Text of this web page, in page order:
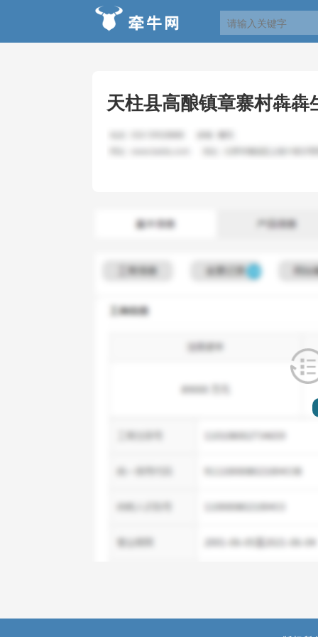
天柱县高酿镇章寨村犇